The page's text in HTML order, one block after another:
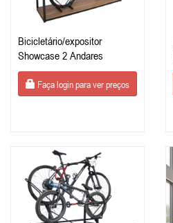
Bicicletário/expositor
Showcase 2 Andares
Faça login para ver preços